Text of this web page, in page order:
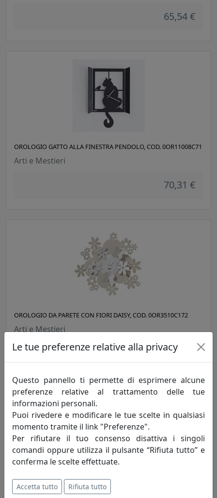
65,54 €
OROLOGIO GATTO ALLA FINESTRA PENDOLO, COD. 0OR11008C71
Arti e Mestieri
70,31 €
OROLOGIO DA PARETE CON FIORI DAISY, COD. 0OR3510C172
Arti e Mestieri
74,09 €
OROLOGIO DA PARETE STRANO: CHIAVE MUSICALE, COD.
0OR3254C71
Le tue preferenze relative alla privacy
Questo pannello ti permette di esprimere alcune
preferenze relative al trattamento delle tue
informazioni personali.
Puoi rivedere e modificare le tue scelte in qualsiasi
momento tramite il link "Preferenze".
Per rifiutare il tuo consenso disattiva i singoli
comandi oppure utilizza il pulsante “Rifiuta tutto” e
conferma le scelte effettuate.
Accetta tutto Rifiuta tutto